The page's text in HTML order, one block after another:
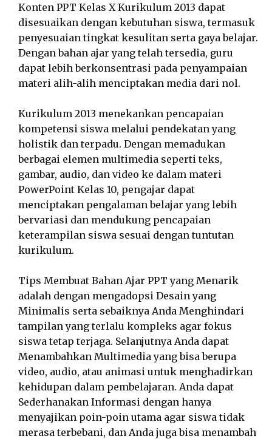
Konten PPT Kelas X Kurikulum 2013 dapat
disesuaikan dengan kebutuhan siswa, termasuk
penyesuaian tingkat kesulitan serta gaya belajar.
Dengan bahan ajar yang telah tersedia, guru
dapat lebih berkonsentrasi pada penyampaian
materi alih-alih menciptakan media dari nol.
Kurikulum 2013 menekankan pencapaian
kompetensi siswa melalui pendekatan yang
holistik dan terpadu. Dengan memadukan
berbagai elemen multimedia seperti teks,
gambar, audio, dan video ke dalam materi
PowerPoint Kelas 10, pengajar dapat
menciptakan pengalaman belajar yang lebih
bervariasi dan mendukung pencapaian
keterampilan siswa sesuai dengan tuntutan
kurikulum.
Tips Membuat Bahan Ajar PPT yang Menarik
adalah dengan mengadopsi Desain yang
Minimalis serta sebaiknya Anda Menghindari
tampilan yang terlalu kompleks agar fokus
siswa tetap terjaga. Selanjutnya Anda dapat
Menambahkan Multimedia yang bisa berupa
video, audio, atau animasi untuk menghadirkan
kehidupan dalam pembelajaran. Anda dapat
Sederhanakan Informasi dengan hanya
menyajikan poin-poin utama agar siswa tidak
merasa terbebani, dan Anda juga bisa menambah